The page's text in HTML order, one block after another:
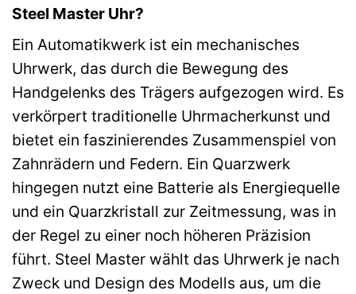
Steel Master Uhr?
Ein Automatikwerk ist ein mechanisches
Uhrwerk, das durch die Bewegung des
Handgelenks des Trägers aufgezogen wird. Es
verkörpert traditionelle Uhrmacherkunst und
bietet ein faszinierendes Zusammenspiel von
Zahnrädern und Federn. Ein Quarzwerk
hingegen nutzt eine Batterie als Energiequelle
und ein Quarzkristall zur Zeitmessung, was in
der Regel zu einer noch höheren Präzision
führt. Steel Master wählt das Uhrwerk je nach
Zweck und Design des Modells aus, um die